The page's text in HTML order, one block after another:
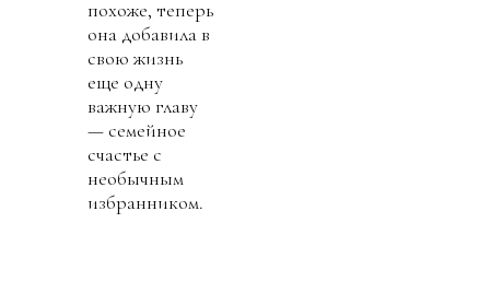
похоже, теперь
она добавила в
свою жизнь
еще одну
важную главу
— семейное
счастье с
необычным
избранником.